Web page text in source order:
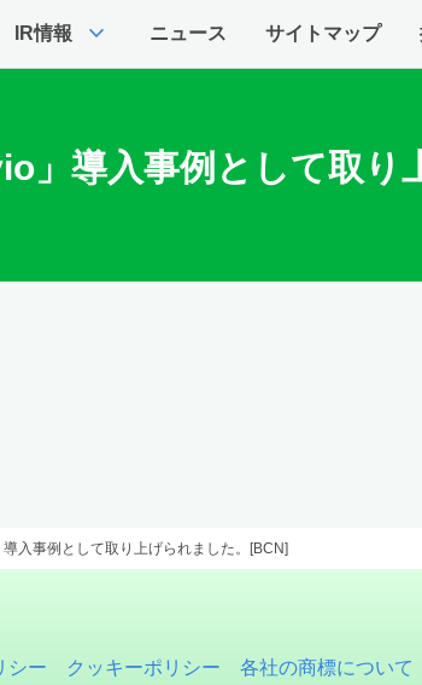
IR情報 expand_more ニュース サイトマップ
」導入事例として取
入事例として取り上げられました。[BCN]
シー クッキーポリシー 各社の商標について